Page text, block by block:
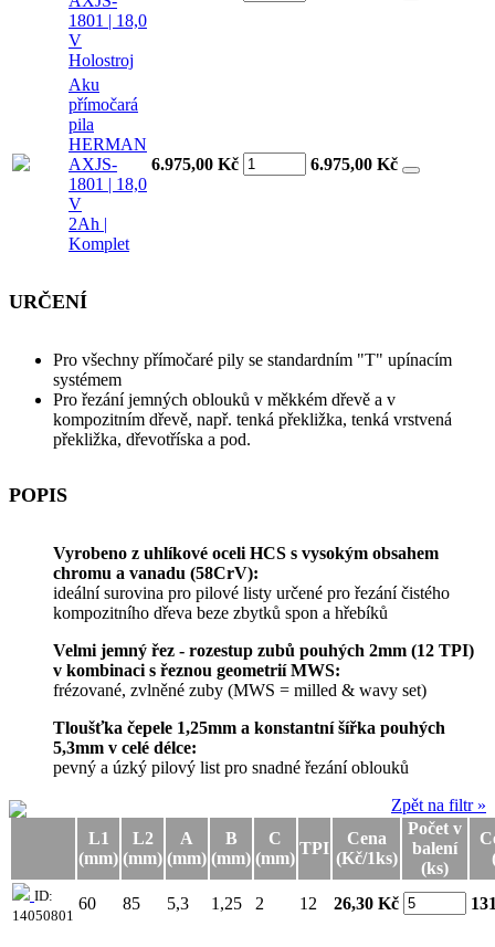
1801 | 18,0
V
Holostroj
Aku
přímočará
pila
HERMAN
AXJS-
1801 | 18,0
V
2Ah |
Komplet
6.975,00 Kč 6.975,00 Kč
URČENÍ
Pro všechny přímočaré pily se standardním "T" upínacím
systémem
Pro řezání jemných oblouků v měkkém dřevě a v
kompozitním dřevě, např. tenká překližka, tenká vrstvená
překližka, dřevotříska a pod.
POPIS
Vyrobeno z uhlíkové oceli HCS s vysokým obsahem
chromu a vanadu (58CrV):
ideální surovina pro pilové listy určené pro řezání čistého
kompozitního dřeva beze zbytků spon a hřebíků
Velmi jemný řez - rozestup zubů pouhých 2mm (12 TPI)
v kombinaci s řeznou geometrií MWS:
frézované, zvlněné zuby (MWS = milled & wavy set)
Tloušťka čepele 1,25mm a konstantní šířka pouhých
5,3mm v celé délce:
pevný a úzký pilový list pro snadné řezání oblouků
Zpět na filtr »
L1
(mm)
L2
(mm)
A
(mm)
B
(mm)
C
(mm)
TPI
Cena
(Kč/1ks)
Počet v
balení
(ks)
ID:
14050801
60 85 5,3 1,25 2 12 26,30 Kč